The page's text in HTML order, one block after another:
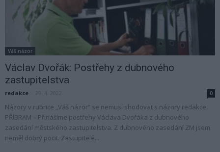
Váš názor
Václav Dvořák: Postřehy z dubnového
zastupitelstva
redakce 0
Názory v rubrice „Váš názor“ se nemusí shodovat s názory redakce.
PŘÍBRAM – Přinášíme postřehy Václava Dvořáka z dubnového
zasedání městského zastupitelstva. Z dubnového zasedání ZM jsem
neměl dobrý pocit. Zastupitelé...